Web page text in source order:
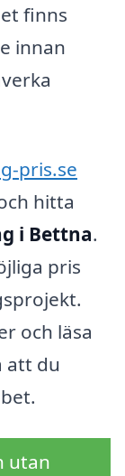
finns
innan
pris.se
hitta
i Bettna.
pris
och läsa
att du
utan